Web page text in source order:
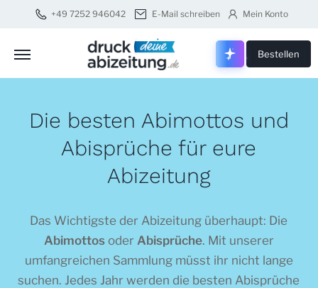
+49 7252 946042 E-Mail schreiben Mein Konto
Druck
Bestellen
Die besten Abimottos und
Abisprüche für eure
Abizeitung
Das Wichtigste der Abizeitung überhaupt: Die
Abimottosoder Abisprüche. Mit unserer
umfangreichen Sammlung müsst ihr nicht lange
suchen. Jedes Jahr werden die besten Abisprüche